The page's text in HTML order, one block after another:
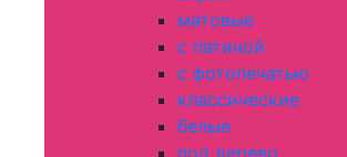
матовые
с патиной
с фотопечатью
классические
белые
под дерево